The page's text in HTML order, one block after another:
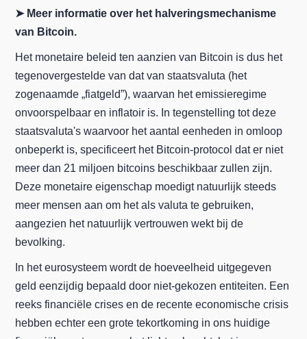
➤ Meer informatie over het halveringsmechanisme
van Bitcoin.
Het monetaire beleid ten aanzien van Bitcoin is dus het
tegenovergestelde van dat van staatsvaluta (het
zogenaamde „fiatgeld”), waarvan het emissieregime
onvoorspelbaar en inflatoir is. In tegenstelling tot deze
staatsvaluta's waarvoor het aantal eenheden in omloop
onbeperkt is, specificeert het Bitcoin-protocol dat er niet
meer dan 21 miljoen bitcoins beschikbaar zullen zijn.
Deze monetaire eigenschap moedigt natuurlijk steeds
meer mensen aan om het als valuta te gebruiken,
aangezien het natuurlijk vertrouwen wekt bij de
bevolking.
In het eurosysteem wordt de hoeveelheid uitgegeven
geld eenzijdig bepaald door niet-gekozen entiteiten. Een
reeks financiële crises en de recente economische crisis
hebben echter een grote tekortkoming in ons huidige